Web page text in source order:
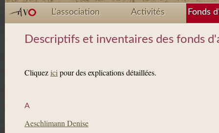
L'association Activités Fonds
Descriptifs et inventaires des fonds
Cliquezici pour des explications détaillées.
A
Aeschlimann Denise